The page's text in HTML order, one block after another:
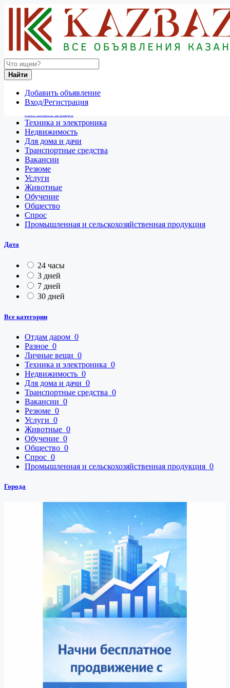
Найти
Добавить объявление
Вход/Регистрация
Россия
Нурлат
Отдам даром
Разное
Техника и электроника
Недвижимость
Для дома и дачи
Транспортные средства
Вакансии
Резюме
Услуги
Животные
Обучение
Общество
Спрос
Промышленная и сельскохозяйственная продукция
Дата
24 часы
3 дней
7 дней
30 дней
Все категории
Отдам даром 0
Разное 0
Личные вещи 0
Техника и электроника 0
Недвижимость 0
Для дома и дачи 0
Транспортные средства 0
Вакансии 0
Резюме 0
Услуги 0
Животные 0
Обучение 0
Общество 0
Спрос 0
Промышленная и сельскохозяйственная продукция 0
Города